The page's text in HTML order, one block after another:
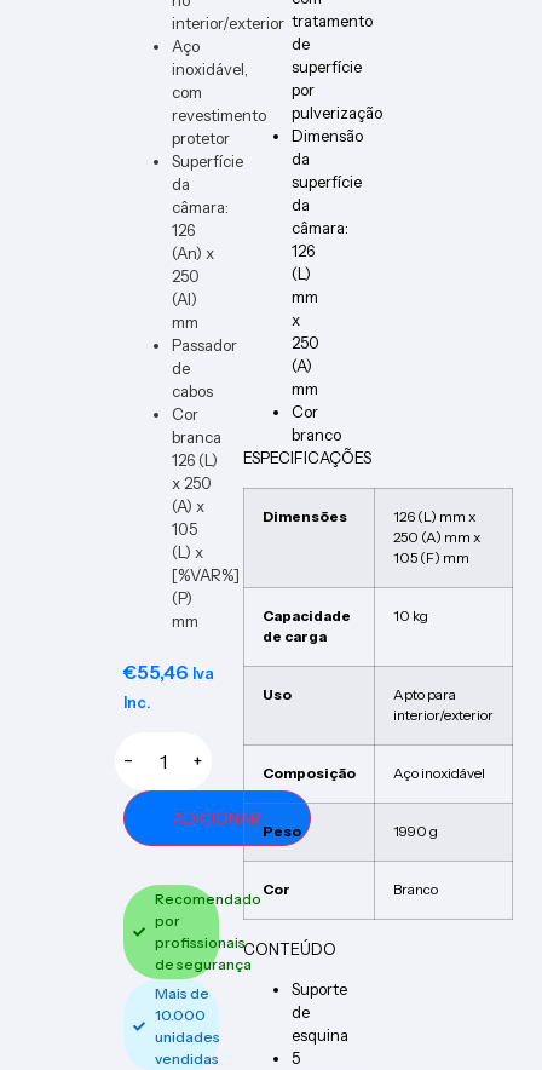
interior/exterior
Aço
inoxidável,
com
revestimento
protetor
Superfície
da
câmara:
126
(An) x
250
(Al)
mm
Passador
de
cabos
Cor
branca
126 (L)
x 250
(A) x
105
(L) x
[%VAR%]
(P)
mm
€55,46 Iva
Inc.
− +
ADICIONAR
Recomendado
por
profissionais
de segurança
Mais de
10.000
unidades
vendidas
tratamento
de
superfície
por
pulverização
Dimensão
da
superfície
da
câmara:
126
(L)
mm
x
250
(A)
mm
Cor
branco
ESPECIFICAÇÕES
Dimensões
126 (L) mm x
250 (A) mm x
105 (F) mm
Capacidade
de carga
10 kg
Uso
Apto para
interior/exterior
Composição Aço inoxidável
Peso 1990 g
Cor Branco
CONTEÚDO
Suporte
de
esquina
5